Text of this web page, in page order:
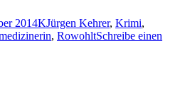
2014KJürgen Kehrer, Krimi,
, RowohltSchreibe einen